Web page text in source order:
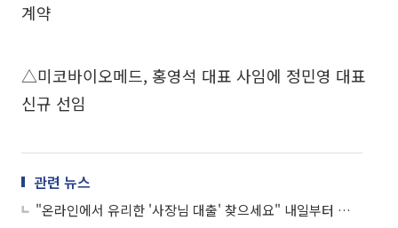
계약
△미코바이오메드, 홍영석 대표 사임에 정민영 대표
신규 선임
관련 뉴스
"온라인에서 유리한 '사장님 대출' 찾으세요" 내일부터 소상공인 대출 비교공시 개시